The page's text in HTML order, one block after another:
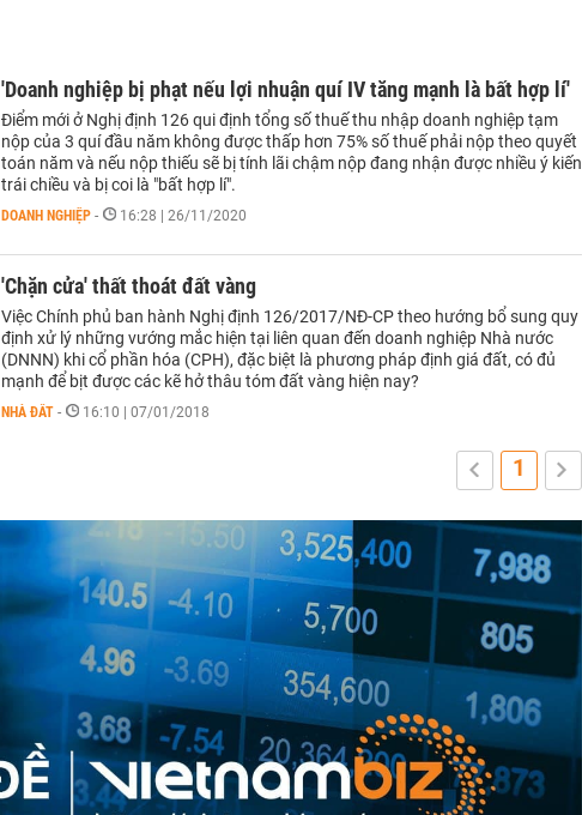
'Doanh nghiệp bị phạt nếu lợi nhuận quí IV tăng mạnh là bất hợp lí'
Điểm mới ở Nghị định 126 qui định tổng số thuế thu nhập doanh nghiệp tạm
nộp của 3 quí đầu năm không được thấp hơn 75% số thuế phải nộp theo quyết
toán năm và nếu nộp thiếu sẽ bị tính lãi chậm nộp đang nhận được nhiều ý kiến
trái chiều và bị coi là "bất hợp lí".
DOANH NGHIỆP - 16:28 | 26/11/2020
'Chặn cửa' thất thoát đất vàng
Việc Chính phủ ban hành Nghị định 126/2017/NĐ-CP theo hướng bổ sung quy
định xử lý những vướng mắc hiện tại liên quan đến doanh nghiệp Nhà nước
(DNNN) khi cổ phần hóa (CPH), đặc biệt là phương pháp định giá đất, có đủ
mạnh để bịt được các kẽ hở thâu tóm đất vàng hiện nay?
NHÀ ĐẤT - 16:10 | 07/01/2018
1